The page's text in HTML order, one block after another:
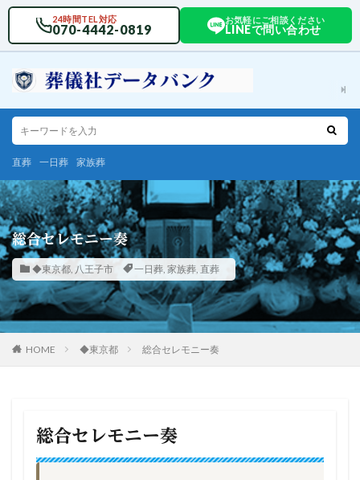
24時間TEL対応
070-4442-0819
お気軽にご相談ください
LINEで問い合わせ
直葬 一日葬 家族葬
総合セレモニー奏
◆東京都, 八王子市 一日葬, 家族葬, 直葬
HOME ◆東京都 総合セレモニー奏
総合セレモニー奏